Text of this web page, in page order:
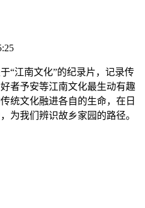
江南文化”的纪录片，记录传
者予安等江南文化最生动有趣
统文化融进各自的生命，在日
为我们辨识故乡家园的路径。